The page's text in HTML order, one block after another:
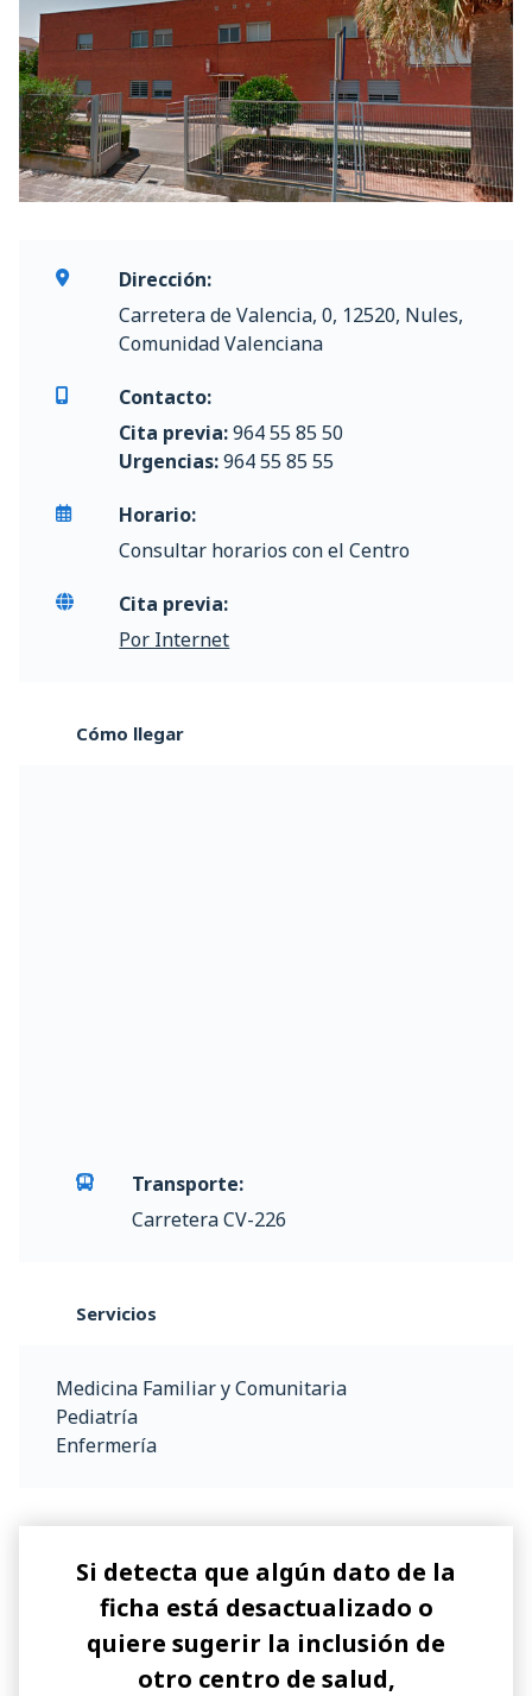
Dirección:
Carretera de Valencia, 0, 12520, Nules,
Comunidad Valenciana
Contacto:
Cita previa:964 55 85 50
Urgencias:964 55 85 55
Horario:
Consultar horarios con el Centro
Cita previa:
Por Internet
Cómo llegar
Transporte:
Carretera CV-226
Servicios
Medicina Familiar y Comunitaria
Pediatría
Enfermería
Si detecta que algún dato de la
ficha está desactualizado o
quiere sugerir la inclusión de
otro centro de salud,